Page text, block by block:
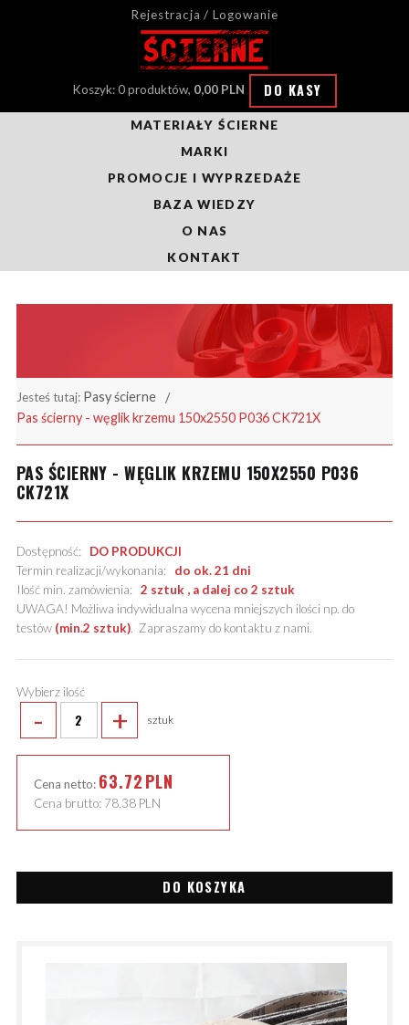
Rejestracja / Logowanie
Koszyk: 0 produktów, 0,00 PLN DO KASY
MATERIAŁY ŚCIERNE
MARKI
PROMOCJE I WYPRZEDAŻE
BAZA WIEDZY
O NAS
KONTAKT
Jesteś tutaj: Pasy ścierne
Pas ścierny - węglik krzemu 150x2550 P036 CK721X
PAS ŚCIERNY - WĘGLIK KRZEMU 150X2550 P036
CK721X
Dostępność: DO PRODUKCJI
Termin realizacji/wykonania: do ok. 21 dni
Ilość min. zamówienia: 2 sztuk , a dalej co 2 sztuk
UWAGA! Możliwa indywidualna wycena mniejszych ilości np. do
testów (min.2 sztuk). Zapraszamy do kontaktu z nami.
Wybierz ilość
- + sztuk
Cena netto: 63.72PLN
Cena brutto: 78.38 PLN
DO KOSZYKA